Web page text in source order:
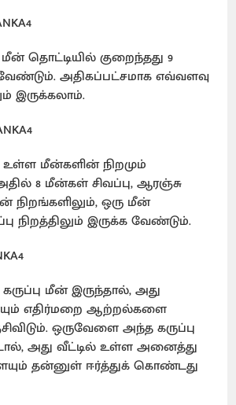
மீன் தொட்டியில் குறைந்தது 9
அதிகப்பட்சமாக எவ்வளவு
இருக்கலாம்.
மீன்களின் நிறமும்
8 மீன்கள் சிவப்பு, ஆரஞ்சு
ஒரு மீன்
நிறத்திலும் இருக்க வேண்டும்.
மீன் இருந்தால், அது
எதிர்மறை ஆற்றல்களை
ஒருவேளை அந்த கருப்பு
அது வீட்டில் உள்ள அனைத்து
தன்னுள் ஈர்த்துக் கொண்டது